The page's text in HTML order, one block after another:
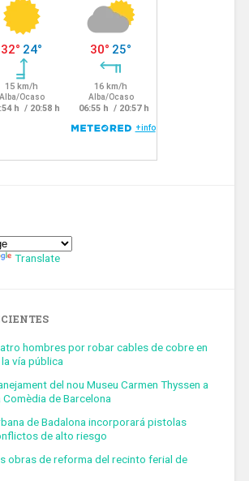
Translate
hombres por robar cables de cobre en
vía pública
del nou Museu Carmen Thyssen a
Comèdia de Barcelona
de Badalona incorporará pistolas
de alto riesgo
obras de reforma del recinto ferial de